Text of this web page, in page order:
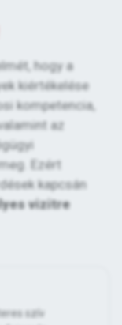
hogy a
kiértékelése
kompetencia,
az
Ezért
kapcsán
vizitre
szív